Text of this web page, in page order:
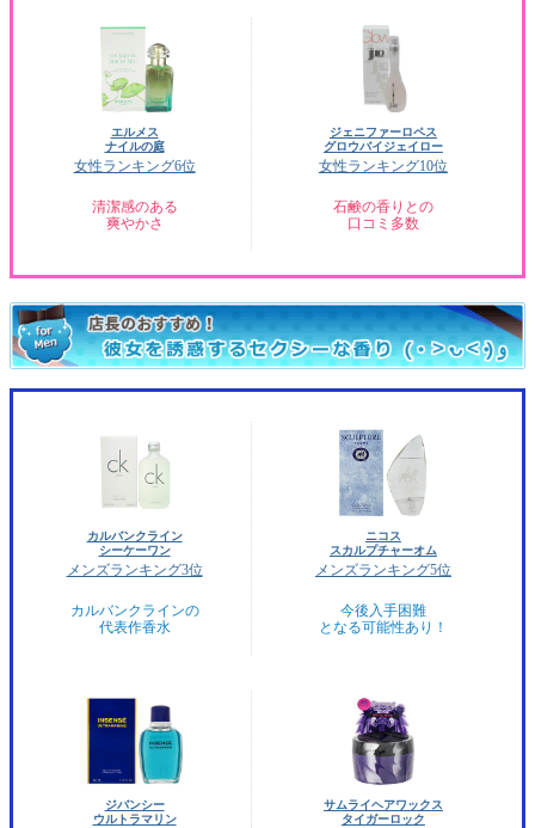
エルメス
ナイルの庭
女性ランキング6位
清潔感のある
爽やかさ
ジェニファーロペス
グロウバイジェイロー
女性ランキング10位
石鹸の香りとの
口コミ多数
カルバンクライン
シーケーワン
メンズランキング3位
カルバンクラインの
代表作香水
ニコス
スカルプチャーオム
メンズランキング5位
今後入手困難
となる可能性あり！
ジバンシー
ウルトラマリン
サムライヘアワックス
タイガーロック